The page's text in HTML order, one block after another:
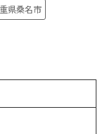
県桑名市